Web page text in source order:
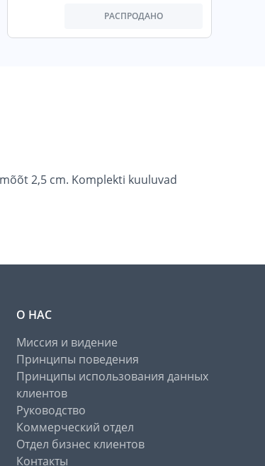
РАСПРОДАНО
2,5 cm. Komplekti kuuluvad
О НАС
Миссия и видение
Принципы поведения
Принципы использования данных
клиентов
Руководство
Коммерческий отдел
Отдел бизнес клиентов
Контакты